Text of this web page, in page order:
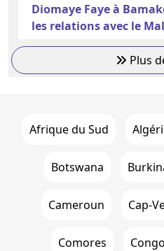
Diomaye Faye à
les relations avec le
Plus
Afrique du Sud
Botswana
Cameroun Cap-
Comores Congo